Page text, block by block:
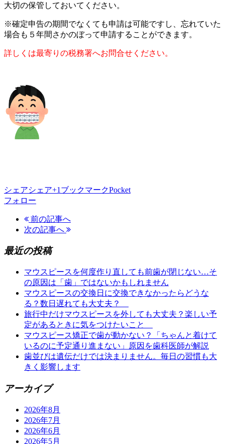
大切の保管しておいてください。
※確定申告の期間でなくても申請は可能ですし、忘れていた
場合も５年間さかのぼって申請することができます。
詳しくは最寄りの税務署へお問合せください。
シェアシェア+1 ブックマークPocket
フォロー
前の記事へ
次の記事へ
最近の投稿
マウスピースを何度作り直しても前歯が閉じない…そ
の原因は「歯」ではないかもしれません
マウスピースの交換日に交換できなかったらどうな
る？数日遅れても大丈夫？
旅行中だけマウスピースを外しても大丈夫？楽しい予
定があるときに気をつけたいこと
マウスピース矯正で歯が動かない？「ちゃんと着けて
いるのに予定通り進まない」原因を歯科医師が解説
歯並びは遺伝だけでは決まりません。毎日の習慣も大
きく影響します
アーカイブ
2026年8月
2026年7月
2026年6月
2026年5月